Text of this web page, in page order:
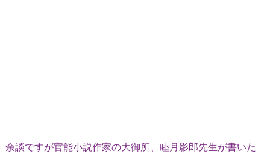
余談ですが官能小説作家の大御所、睦月影郎先生が書いた